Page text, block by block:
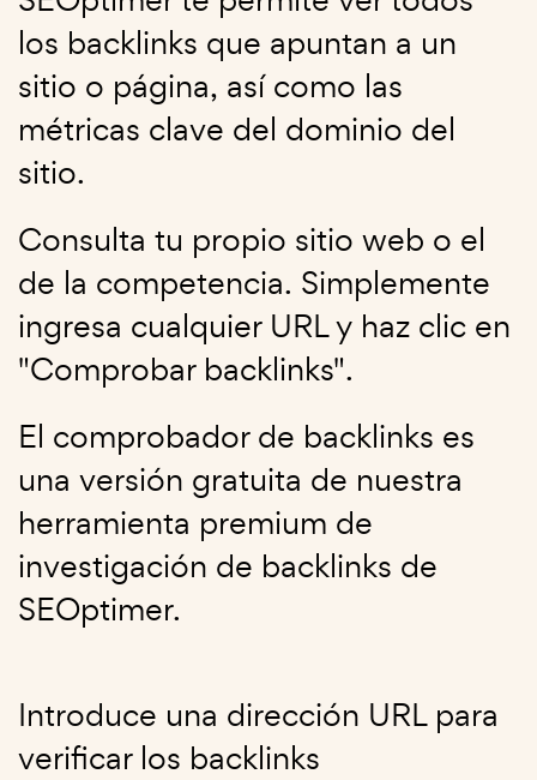
los backlinks que apuntan a un
sitio o página, así como las
métricas clave del dominio del
sitio.
Consulta tu propio sitio web o el
de la competencia. Simplemente
ingresa cualquier URL y haz clic en
"Comprobar backlinks".
El comprobador de backlinks es
una versión gratuita de nuestra
herramienta premium de
investigación de backlinks de
SEOptimer.
Introduce una dirección URL para
verificar los backlinks